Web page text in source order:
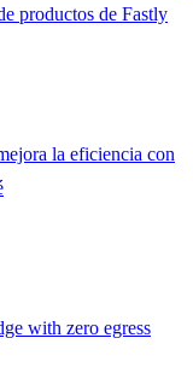
productos de Fastly
la eficiencia con
with zero egress